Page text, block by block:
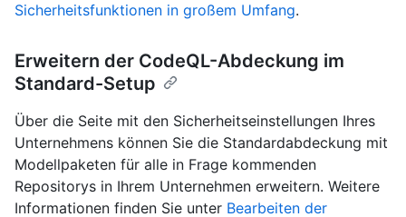
Sicherheitsfunktionen in großem Umfang.
Erweitern der CodeQL-Abdeckung im
Standard-Setup
Über die Seite mit den Sicherheitseinstellungen Ihres
Unternehmens können Sie die Standardabdeckung mit
Modellpaketen für alle in Frage kommenden
Repositorys in Ihrem Unternehmen erweitern. Weitere
Informationen finden Sie unter Bearbeiten der